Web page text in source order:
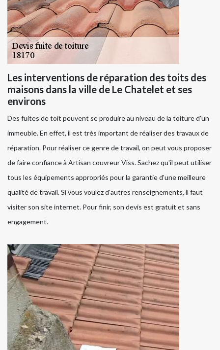
Les interventions de réparation des toits des
maisons dans la ville de Le Chatelet et ses
environs
Des fuites de toit peuvent se produire au niveau de la toiture d'un
immeuble. En effet, il est très important de réaliser des travaux de
réparation. Pour réaliser ce genre de travail, on peut vous proposer
de faire confiance à Artisan couvreur Viss. Sachez qu'il peut utiliser
tous les équipements appropriés pour la garantie d'une meilleure
qualité de travail. Si vous voulez d'autres renseignements, il faut
visiter son site internet. Pour finir, son devis est gratuit et sans
engagement.